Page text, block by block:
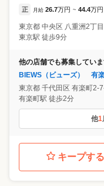
正 月給 26.7万円 ~ 44.4万円
東京都 中央区 八重洲2丁
東京駅 徒歩9分
他の店舗でも募集してい
BIEWS（ビューズ） 有
東京都 千代田区 有楽町2-
有楽町駅 徒歩2分
他1
キープする